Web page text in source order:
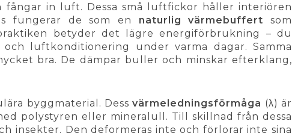
fångar in luft. Dessa små luftfickor håller interiören
fungerar de som en naturlig värmebuffert som
betyder det lägre energiförbrukning – du
luftkonditionering under varma dagar. Samma
bra. De dämpar buller och minskar efterklang,
byggmaterial. Dessvärmeledningsförmåga (λ) är
polystyren eller mineralull. Till skillnad från dessa
insekter. Den deformeras inte och förlorar inte sina